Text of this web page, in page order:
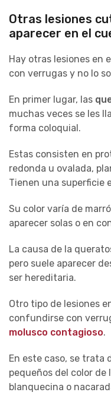
Otras lesiones
aparecer en el
Hay otras lesiones en
con verrugas y no lo
En primer lugar, las
muchas veces se les
forma coloquial.
Estas consisten en
redonda u ovalada,
Tienen una superficie
Su color varía de
aparecer solas o en
La causa de la
pero suele aparecer
ser hereditaria.
Otro tipo de lesiones
confundirse con
molusco contagioso.
En este caso, se trata
pequeños del color de
blanquecina o